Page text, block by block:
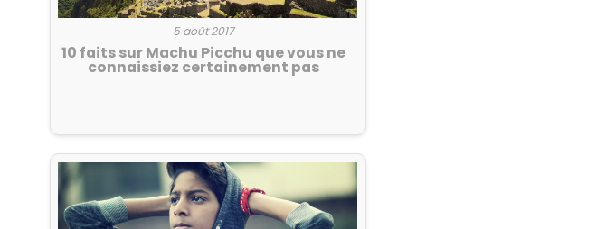
5 août 2017
10 faits sur Machu Picchu que vous ne
connaissiez certainement pas